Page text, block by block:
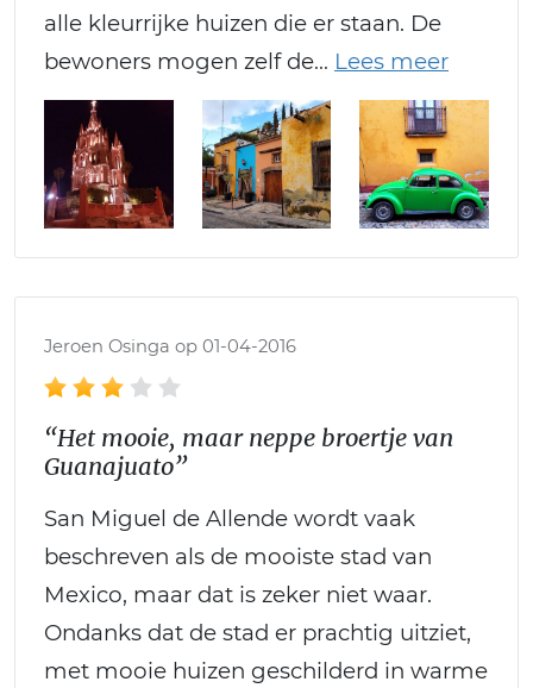
alle kleurrijke huizen die er staan. De
bewoners mogen zelf de
Jeroen Osinga op 01-04-2016
“Het mooie, maar neppe broertje van
Guanajuato”
San Miguel de Allende wordt vaak
beschreven als de mooiste stad van
Mexico, maar dat is zeker niet waar.
Ondanks dat de stad er prachtig uitziet,
met mooie huizen geschilderd in warme